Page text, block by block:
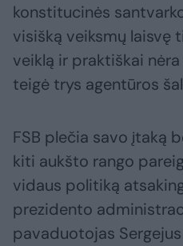
konstitucinės
visišką veiksmų laisvę
veiklą ir praktiškai
teigė trys agentūros
FSB plečia savo įtaką
kiti aukšto rango
vidaus politiką
prezidento
pavaduotojas